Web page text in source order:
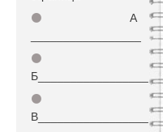
⚫
А
⚫
Б_________________
⚫
В_________________